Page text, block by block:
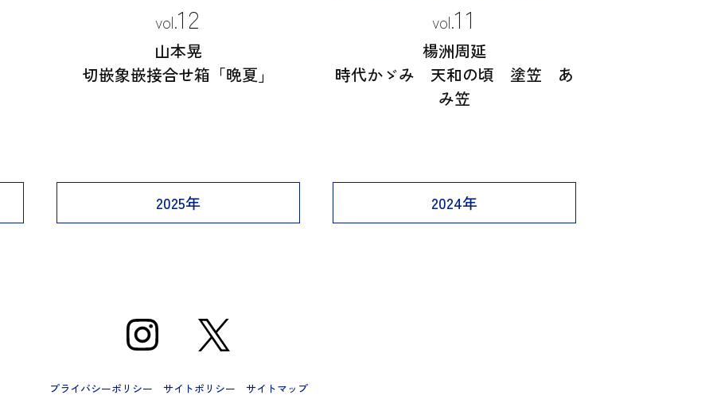
12
山本晃
切嵌象嵌接合せ箱「晩夏」
11
楊洲周延
時代かゞみ 天和の頃 塗笠 あ
み笠
2025年 2024年
プライバシーポリシー サイトポリシー サイトマップ